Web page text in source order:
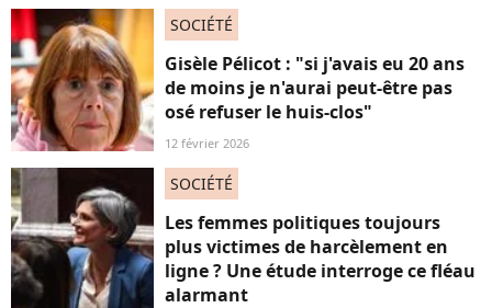
SOCIÉTÉ
Gisèle Pélicot : "si j'avais eu 20 ans
de moins je n'aurai peut-être pas
osé refuser le huis-clos"
12 février 2026
SOCIÉTÉ
Les femmes politiques toujours
plus victimes de harcèlement en
ligne ? Une étude interroge ce fléau
alarmant